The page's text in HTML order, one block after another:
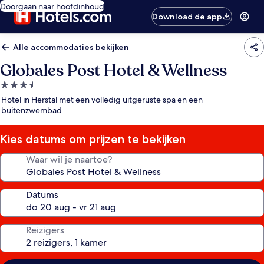
Doorgaan naar hoofdinhoud
Download de app
Alle accommodaties bekijken
Globales Post Hotel & Wellness
3.5-
sterrenaccommodatie
Hotel in Herstal met een volledig uitgeruste spa en een
buitenzwembad
Kies datums om prijzen te bekijken
Waar wil je naartoe?
Datums
Reizigers